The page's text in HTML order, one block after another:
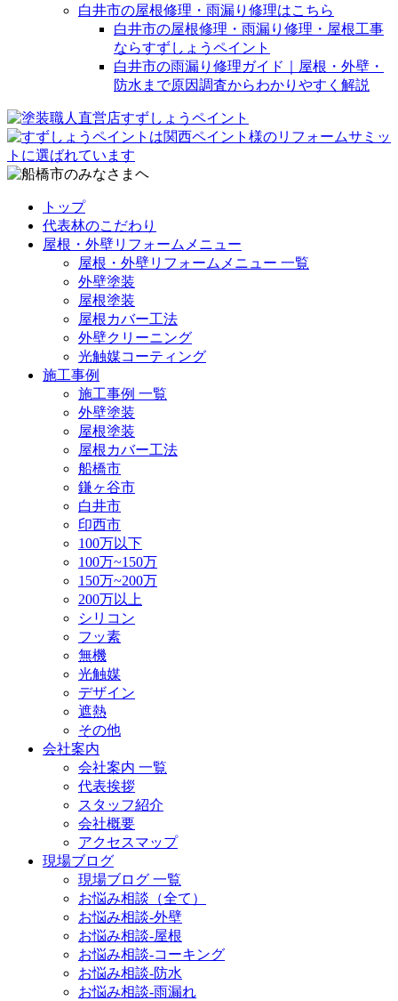
白井市の屋根修理・雨漏り修理はこちら
白井市の屋根修理・雨漏り修理・屋根工事
ならすずしょうペイント
白井市の雨漏り修理ガイド｜屋根・外壁・
防水まで原因調査からわかりやすく解説
トップ
代表林のこだわり
屋根・外壁リフォームメニュー
屋根・外壁リフォームメニュー 一覧
外壁塗装
屋根塗装
屋根カバー工法
外壁クリーニング
光触媒コーティング
施工事例
施工事例 一覧
外壁塗装
屋根塗装
屋根カバー工法
船橋市
鎌ヶ谷市
白井市
印西市
100万以下
100万~150万
150万~200万
200万以上
シリコン
フッ素
無機
光触媒
デザイン
遮熱
その他
会社案内
会社案内 一覧
代表挨拶
スタッフ紹介
会社概要
アクセスマップ
現場ブログ
現場ブログ 一覧
お悩み相談（全て）
お悩み相談-外壁
お悩み相談-屋根
お悩み相談-コーキング
お悩み相談-防水
お悩み相談-雨漏れ